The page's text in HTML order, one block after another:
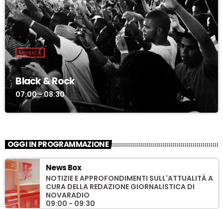
MUSICA
Black & Rock
07:00 - 08:30
OGGI IN PROGRAMMAZIONE
News Box
NOTIZIE E APPROFONDIMENTI SULL'ATTUALITÀ A
CURA DELLA REDAZIONE GIORNALISTICA DI
NOVARADIO
09:00 - 09:30